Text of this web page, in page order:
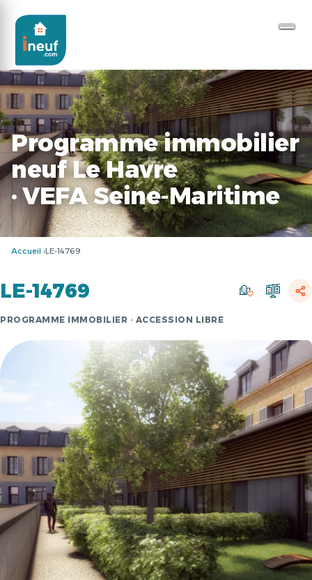
Programme immobilier
neuf Le Havre
· VEFA Seine-Maritime
Accueil LE-14769
LE-14769
PROGRAMME IMMOBILIER · ACCESSION LIBRE